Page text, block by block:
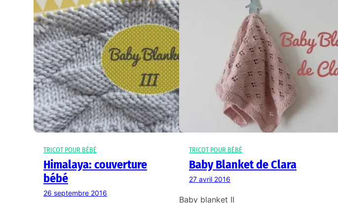
TRICOT POUR BÉBÉ
Himalaya: couverture
bébé
26 septembre 2016
TRICOT POUR BÉBÉ
Baby Blanket de Clara
27 avril 2016
Baby blanket II